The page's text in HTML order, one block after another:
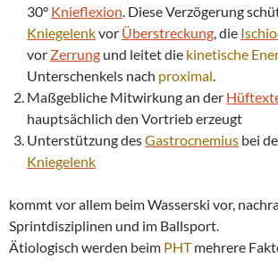
30° Knieflexion. Diese Verzögerung
Kniegelenkvor Überstreckung, die
vor Zerrung und leitet die kinetische
Unterschenkels nach proximal.
Maßgebliche Mitwirkung an der
hauptsächlich den Vortrieb erzeugt
Unterstützung desGastrocnemius bei
Kniegelenk
kommt vor allem beim Wasserski vor,
Sprintdisziplinen und im Ballsport.
Ätiologisch werden beim PHTmehrere